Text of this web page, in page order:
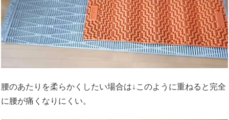
腰のあたりを柔らかくしたい場合は↓このように重ねると完全
に腰が痛くなりにくい。